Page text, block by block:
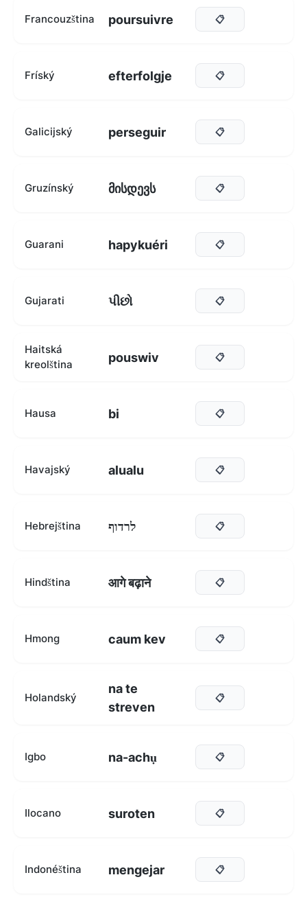
Francouzština poursuivre 📋
Fríský efterfolgje 📋
Galicijský perseguir 📋
Gruzínský მისდევს 📋
Guarani hapykuéri 📋
Gujarati પીછો 📋
Haitská
kreolština
pouswiv 📋
Hausa bi 📋
Havajský alualu 📋
Hebrejština לרדוף 📋
Hindština आगे बढ़ाने 📋
Hmong caum kev 📋
Holandský
na te
streven
📋
Igbo na-achụ 📋
Ilocano suroten 📋
Indonéština mengejar 📋